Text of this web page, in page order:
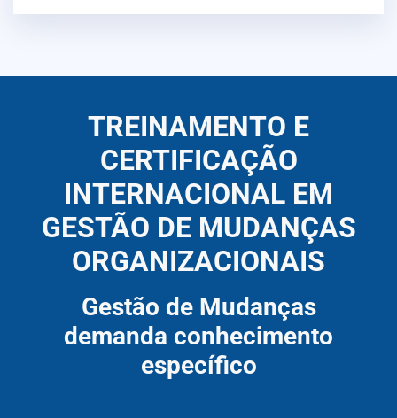
TREINAMENTO E
CERTIFICAÇÃO
INTERNACIONAL EM
GESTÃO DE MUDANÇAS
ORGANIZACIONAIS
Gestão de Mudanças
demanda conhecimento
específico